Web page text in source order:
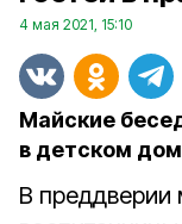
4 мая 2021, 15:10
Майские
в детском
В преддверии